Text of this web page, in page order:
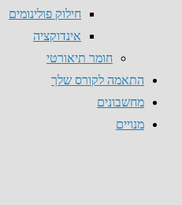
חילוק פולינומים
אינדוקציה
חומר תיאורטי
התאמה לקורס שלך
מחשבונים
מנויים